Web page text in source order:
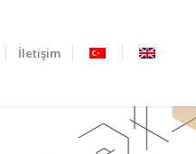
İletişim